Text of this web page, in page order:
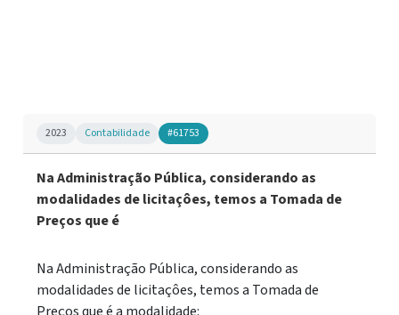
2023 Contabilidade #61753
Na Administração Pública, considerando as
modalidades de licitaçôes, temos a Tomada de
Preços que é
Na Administração Pública, considerando as
modalidades de licitaçôes, temos a Tomada de